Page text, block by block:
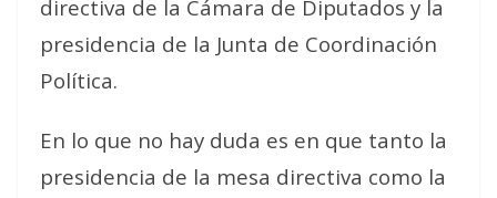
directiva de la Cámara de Diputados y la
presidencia de la Junta de Coordinación
Política.
En lo que no hay duda es en que tanto la
presidencia de la mesa directiva como la